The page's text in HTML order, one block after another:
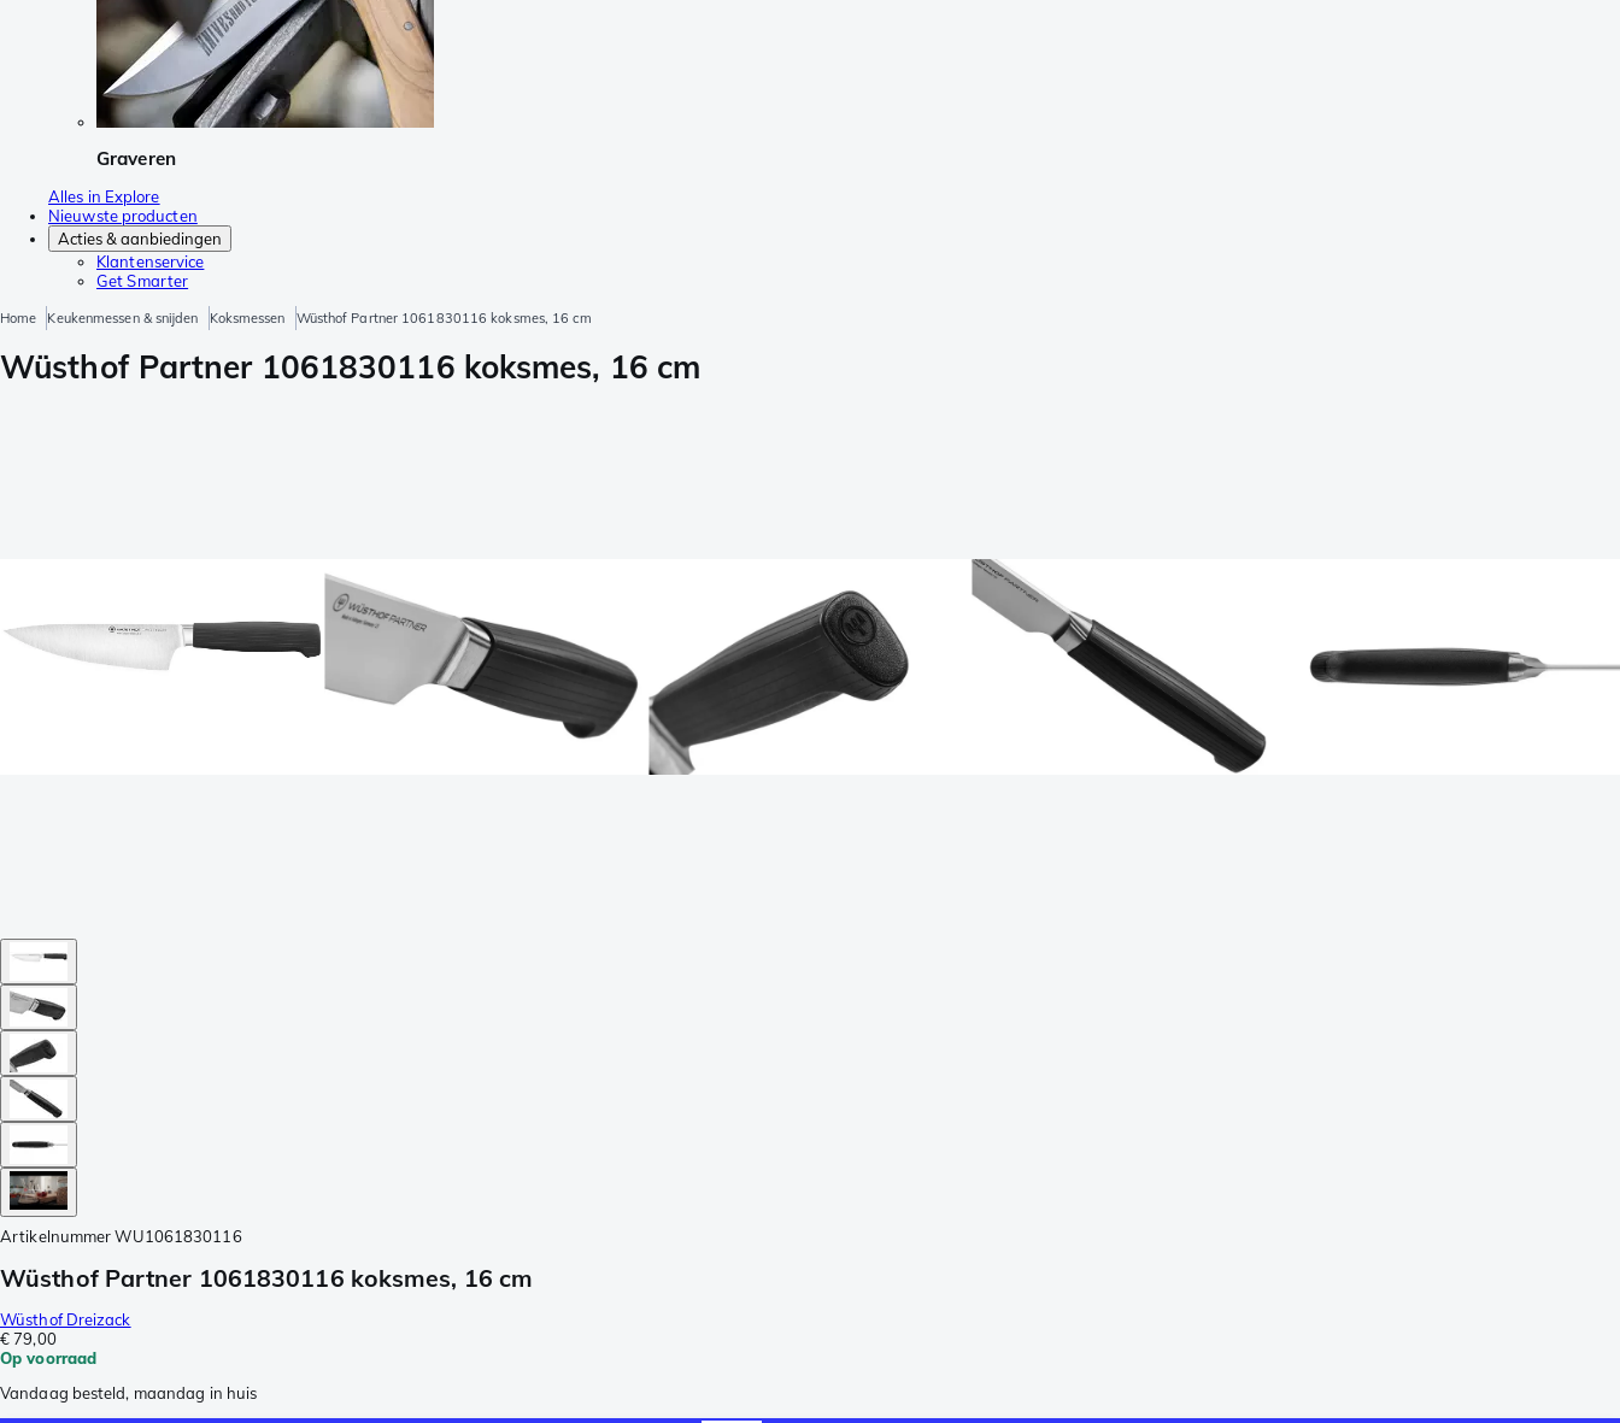
Graveren
Alles in Explore
Nieuwste producten
Acties & aanbiedingen
Klantenservice
Get Smarter
Home Keukenmessen & snijden Koksmessen Wüsthof Partner 1061830116 koksmes, 16 cm
Wüsthof Partner 1061830116 koksmes, 16 cm
Artikelnummer WU1061830116
Wüsthof Partner 1061830116 koksmes, 16 cm
Wüsthof Dreizack
€ 79,00
Op voorraad
Vandaag besteld, maandag in huis